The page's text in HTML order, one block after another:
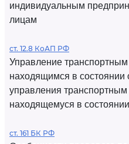
индивидуальным
лицам
ст. 12.8 КоАП РФ
Управление
находящимся в состоянии
управления транспортным
находящемуся в
ст. 161 БК РФ